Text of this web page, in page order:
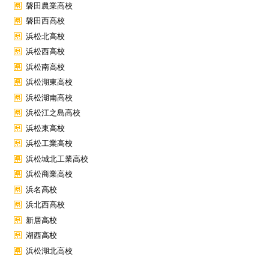
磐田農業高校
磐田西高校
浜松北高校
浜松西高校
浜松南高校
浜松湖東高校
浜松湖南高校
浜松江之島高校
浜松東高校
浜松工業高校
浜松城北工業高校
浜松商業高校
浜名高校
浜北西高校
新居高校
湖西高校
浜松湖北高校